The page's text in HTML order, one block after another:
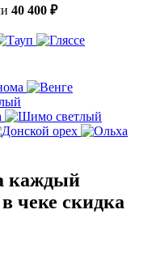
40 400 ₽
каждый
чеке скидка